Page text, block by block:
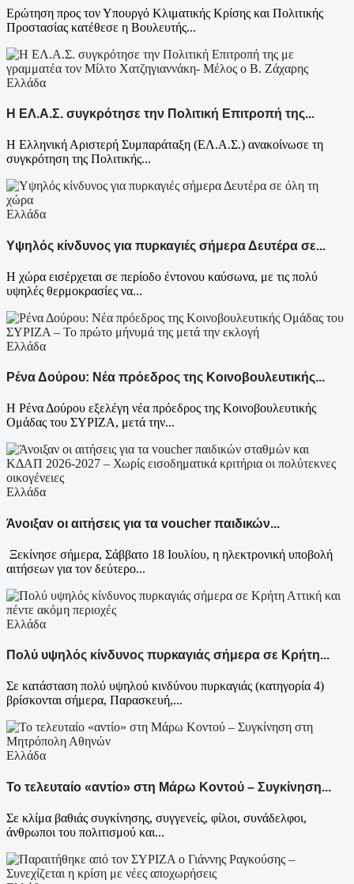
Ερώτηση προς τον Υπουργό Κλιματικής Κρίσης και Πολιτικής
Προστασίας κατέθεσε η Βουλευτής...
Ελλάδα
Η ΕΛ.Α.Σ. συγκρότησε την Πολιτική Επιτροπή της...
Η Ελληνική Αριστερή Συμπαράταξη (ΕΛ.Α.Σ.) ανακοίνωσε τη
συγκρότηση της Πολιτικής...
Ελλάδα
Υψηλός κίνδυνος για πυρκαγιές σήμερα Δευτέρα σε...
Η χώρα εισέρχεται σε περίοδο έντονου καύσωνα, με τις πολύ
υψηλές θερμοκρασίες να...
Ελλάδα
Ρένα Δούρου: Νέα πρόεδρος της Κοινοβουλευτικής...
Η Ρένα Δούρου εξελέγη νέα πρόεδρος της Κοινοβουλευτικής
Ομάδας του ΣΥΡΙΖΑ, μετά την...
Ελλάδα
Άνοιξαν οι αιτήσεις για τα voucher παιδικών...
Ξεκίνησε σήμερα, Σάββατο 18 Ιουλίου, η ηλεκτρονική υποβολή
αιτήσεων για τον δεύτερο...
Ελλάδα
Πολύ υψηλός κίνδυνος πυρκαγιάς σήμερα σε Κρήτη...
Σε κατάσταση πολύ υψηλού κινδύνου πυρκαγιάς (κατηγορία 4)
βρίσκονται σήμερα, Παρασκευή,...
Ελλάδα
Το τελευταίο «αντίο» στη Μάρω Κοντού – Συγκίνηση...
Σε κλίμα βαθιάς συγκίνησης, συγγενείς, φίλοι, συνάδελφοι,
άνθρωποι του πολιτισμού και...